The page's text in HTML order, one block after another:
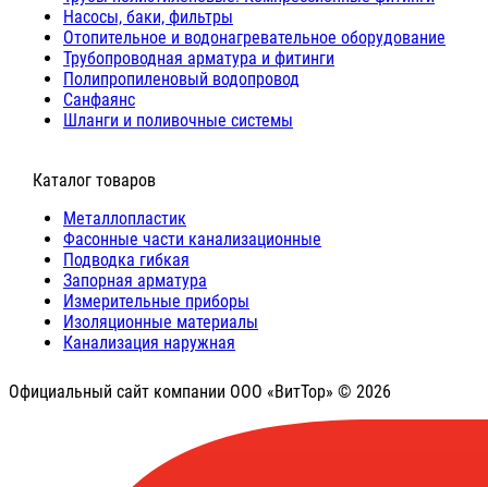
Насосы, баки, фильтры
Отопительное и водонагревательное оборудование
Трубопроводная арматура и фитинги
Полипропиленовый водопровод
Санфаянс
Шланги и поливочные системы
⠀Каталог товаров
Металлопластик
Фасонные части канализационные
Подводка гибкая
Запорная арматура
Измерительные приборы
Изоляционные материалы
Канализация наружная
Официальный сайт компании ООО «ВитТор» © 2026